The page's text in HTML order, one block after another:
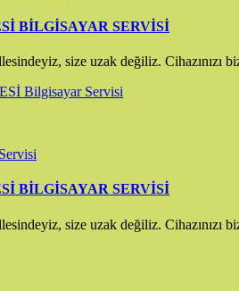
BİLGİSAYAR SERVİSİ
size uzak değiliz.
BİLGİSAYAR SERVİSİ
size uzak değiliz.